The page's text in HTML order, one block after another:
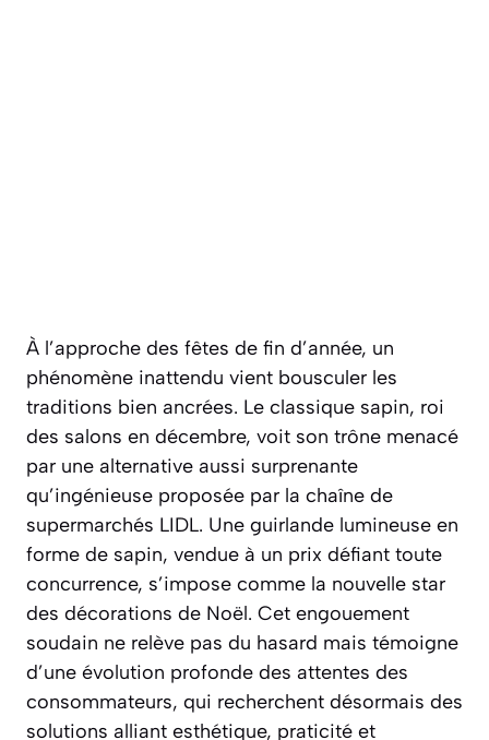
À l’approche des fêtes de fin d’année, un
phénomène inattendu vient bousculer les
traditions bien ancrées. Le classique sapin, roi
des salons en décembre, voit son trône menacé
par une alternative aussi surprenante
qu’ingénieuse proposée par la chaîne de
supermarchés LIDL. Une guirlande lumineuse en
forme de sapin, vendue à un prix défiant toute
concurrence, s’impose comme la nouvelle star
des décorations de Noël. Cet engouement
soudain ne relève pas du hasard mais témoigne
d’une évolution profonde des attentes des
consommateurs, qui recherchent désormais des
solutions alliant esthétique, praticité et